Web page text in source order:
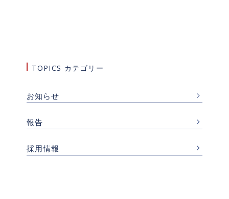
TOPICS カテゴリー
お知らせ
報告
採用情報